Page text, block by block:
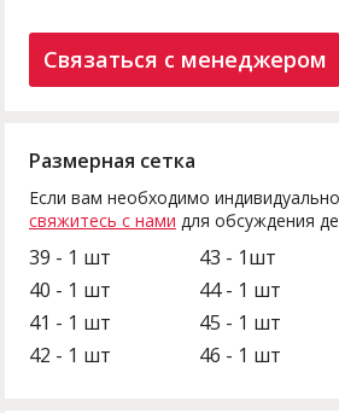
Связаться с менеджером
Размерная сетка
Если вам необходимо
свяжитесь с нами для обсуждения
39 - 1 шт
40 - 1 шт
41 - 1 шт
42 - 1 шт
43 - 1шт
44 - 1 шт
45 - 1 шт
46 - 1 шт